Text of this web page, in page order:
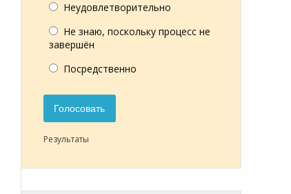
Неудовлетворительно
Не знаю, поскольку процесс не
завершён
Посредственно
Голосовать
Результаты